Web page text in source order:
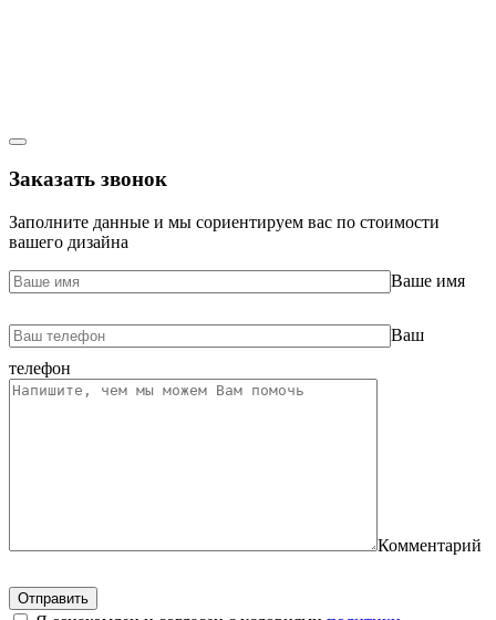
Заказать звонок
Заполните данные и мы сориентируем вас по стоимости
вашего дизайна
Ваше имя
Ваш
телефон
Комментарий